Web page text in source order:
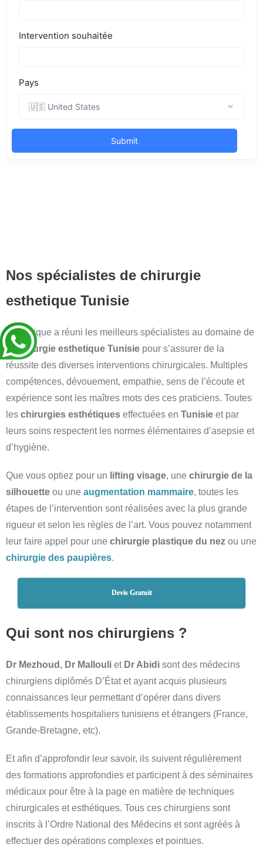
Nos spécialistes de chirurgie
esthetique Tunisie
La clinique a réuni les meilleurs spécialistes au domaine de
lachirurgie esthetique Tunisie pour s’assurer de la
réussite des diverses interventions chirurgicales. Multiples
compétences, dévouement, empathie, sens de l’écoute et
expérience sont les maîtres mots des ces praticiens. Toutes
les chirurgies esthétiques effectuées en Tunisie et par
leurs soins respectent les normes élémentaires d’asepsie et
d’hygiène.
Que vous optiez pour un lifting visage, une chirurgie de la
silhouette ou une augmentation mammaire, toutes les
étapes de l’intervention sont réalisées avec la plus grande
rigueur et selon les règles de l’art. Vous pouvez notamment
leur faire appel pour une chirurgie plastique du nez ou une
chirurgie des paupières.
Devis Gratuit
Qui sont nos chirurgiens ?
Dr Mezhoud, Dr Mallouli et Dr Abidi sont des médecins
chirurgiens diplômés D’État et ayant acquis plusieurs
connaissances leur permettant d’opérer dans divers
établissements hospitaliers tunisiens et étrangers (France,
Grande-Bretagne, etc).
Et afin d’approfondir leur savoir, ils suivent régulièrement
des formations approfondies et participent à des séminaires
médicaux pour être à la page en matière de techniques
chirurgicales et esthétiques. Tous ces chirurgiens sont
inscrits à l’Ordre National des Médecins et sont agréés à
effectuer des opérations complexes et pointues.